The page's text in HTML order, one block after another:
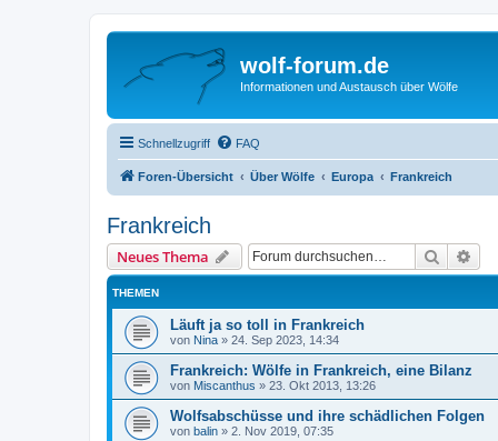
wolf-forum.de
Informationen und Austausch über Wölfe
Schnellzugriff FAQ
Foren-Übersicht Über Wölfe Europa Frankreich
Frankreich
Neues Thema Suche
THEMEN
Läuft ja so toll in Frankreich
von Nina » 24. Sep 2023, 14:34
Frankreich: Wölfe in Frankreich, eine Bilanz
von Miscanthus » 23. Okt 2013, 13:26
Wolfsabschüsse und ihre schädlichen Folgen
von balin » 2. Nov 2019, 07:35